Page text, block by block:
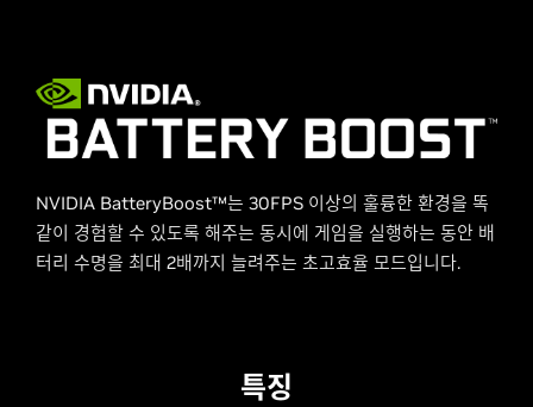
NVIDIA BatteryBoost™는 30FPS 이상의 훌륭한 환경을 똑
같이 경험할 수 있도록 해주는 동시에 게임을 실행하는 동안 배
터리 수명을 최대 2배까지 늘려주는 초고효율 모드입니다.
특징